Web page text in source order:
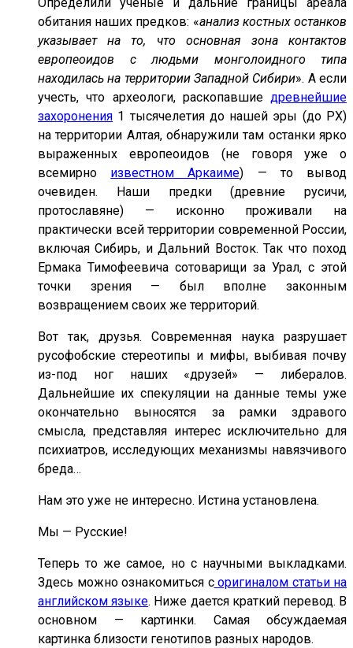
Определили ученые и дальние границы ареала
обитания наших предков: «анализ костных останков
указывает на то, что основная зона контактов
европеоидов с людьми монголоидного типа
находилась на территории Западной Сибири». А если
учесть, что археологи, раскопавшие древнейшие
захоронения 1 тысячелетия до нашей эры (до РХ)
на территории Алтая, обнаружили там останки ярко
выраженных европеоидов (не говоря уже о
всемирно известном Аркаиме) — то вывод
очевиден. Наши предки (древние русичи,
протославяне) — исконно проживали на
практически всей территории современной России,
включая Сибирь, и Дальний Восток. Так что поход
Ермака Тимофеевича сотоварищи за Урал, с этой
точки зрения — был вполне законным
возвращением своих же территорий.
Вот так, друзья. Современная наука разрушает
русофобские стереотипы и мифы, выбивая почву
из-под ног наших «друзей» — либералов.
Дальнейшие их спекуляции на данные темы уже
окончательно выносятся за рамки здравого
смысла, представляя интерес исключительно для
психиатров, исследующих механизмы навязчивого
бреда…
Нам это уже не интересно. Истина установлена.
Мы — Русские!
Теперь то же самое, но с научными выкладками.
Здесь можно ознакомиться соригиналом статьи на
английском языке. Ниже дается краткий перевод. В
основном — картинки. Самая обсуждаемая
картинка близости генотипов разных народов.